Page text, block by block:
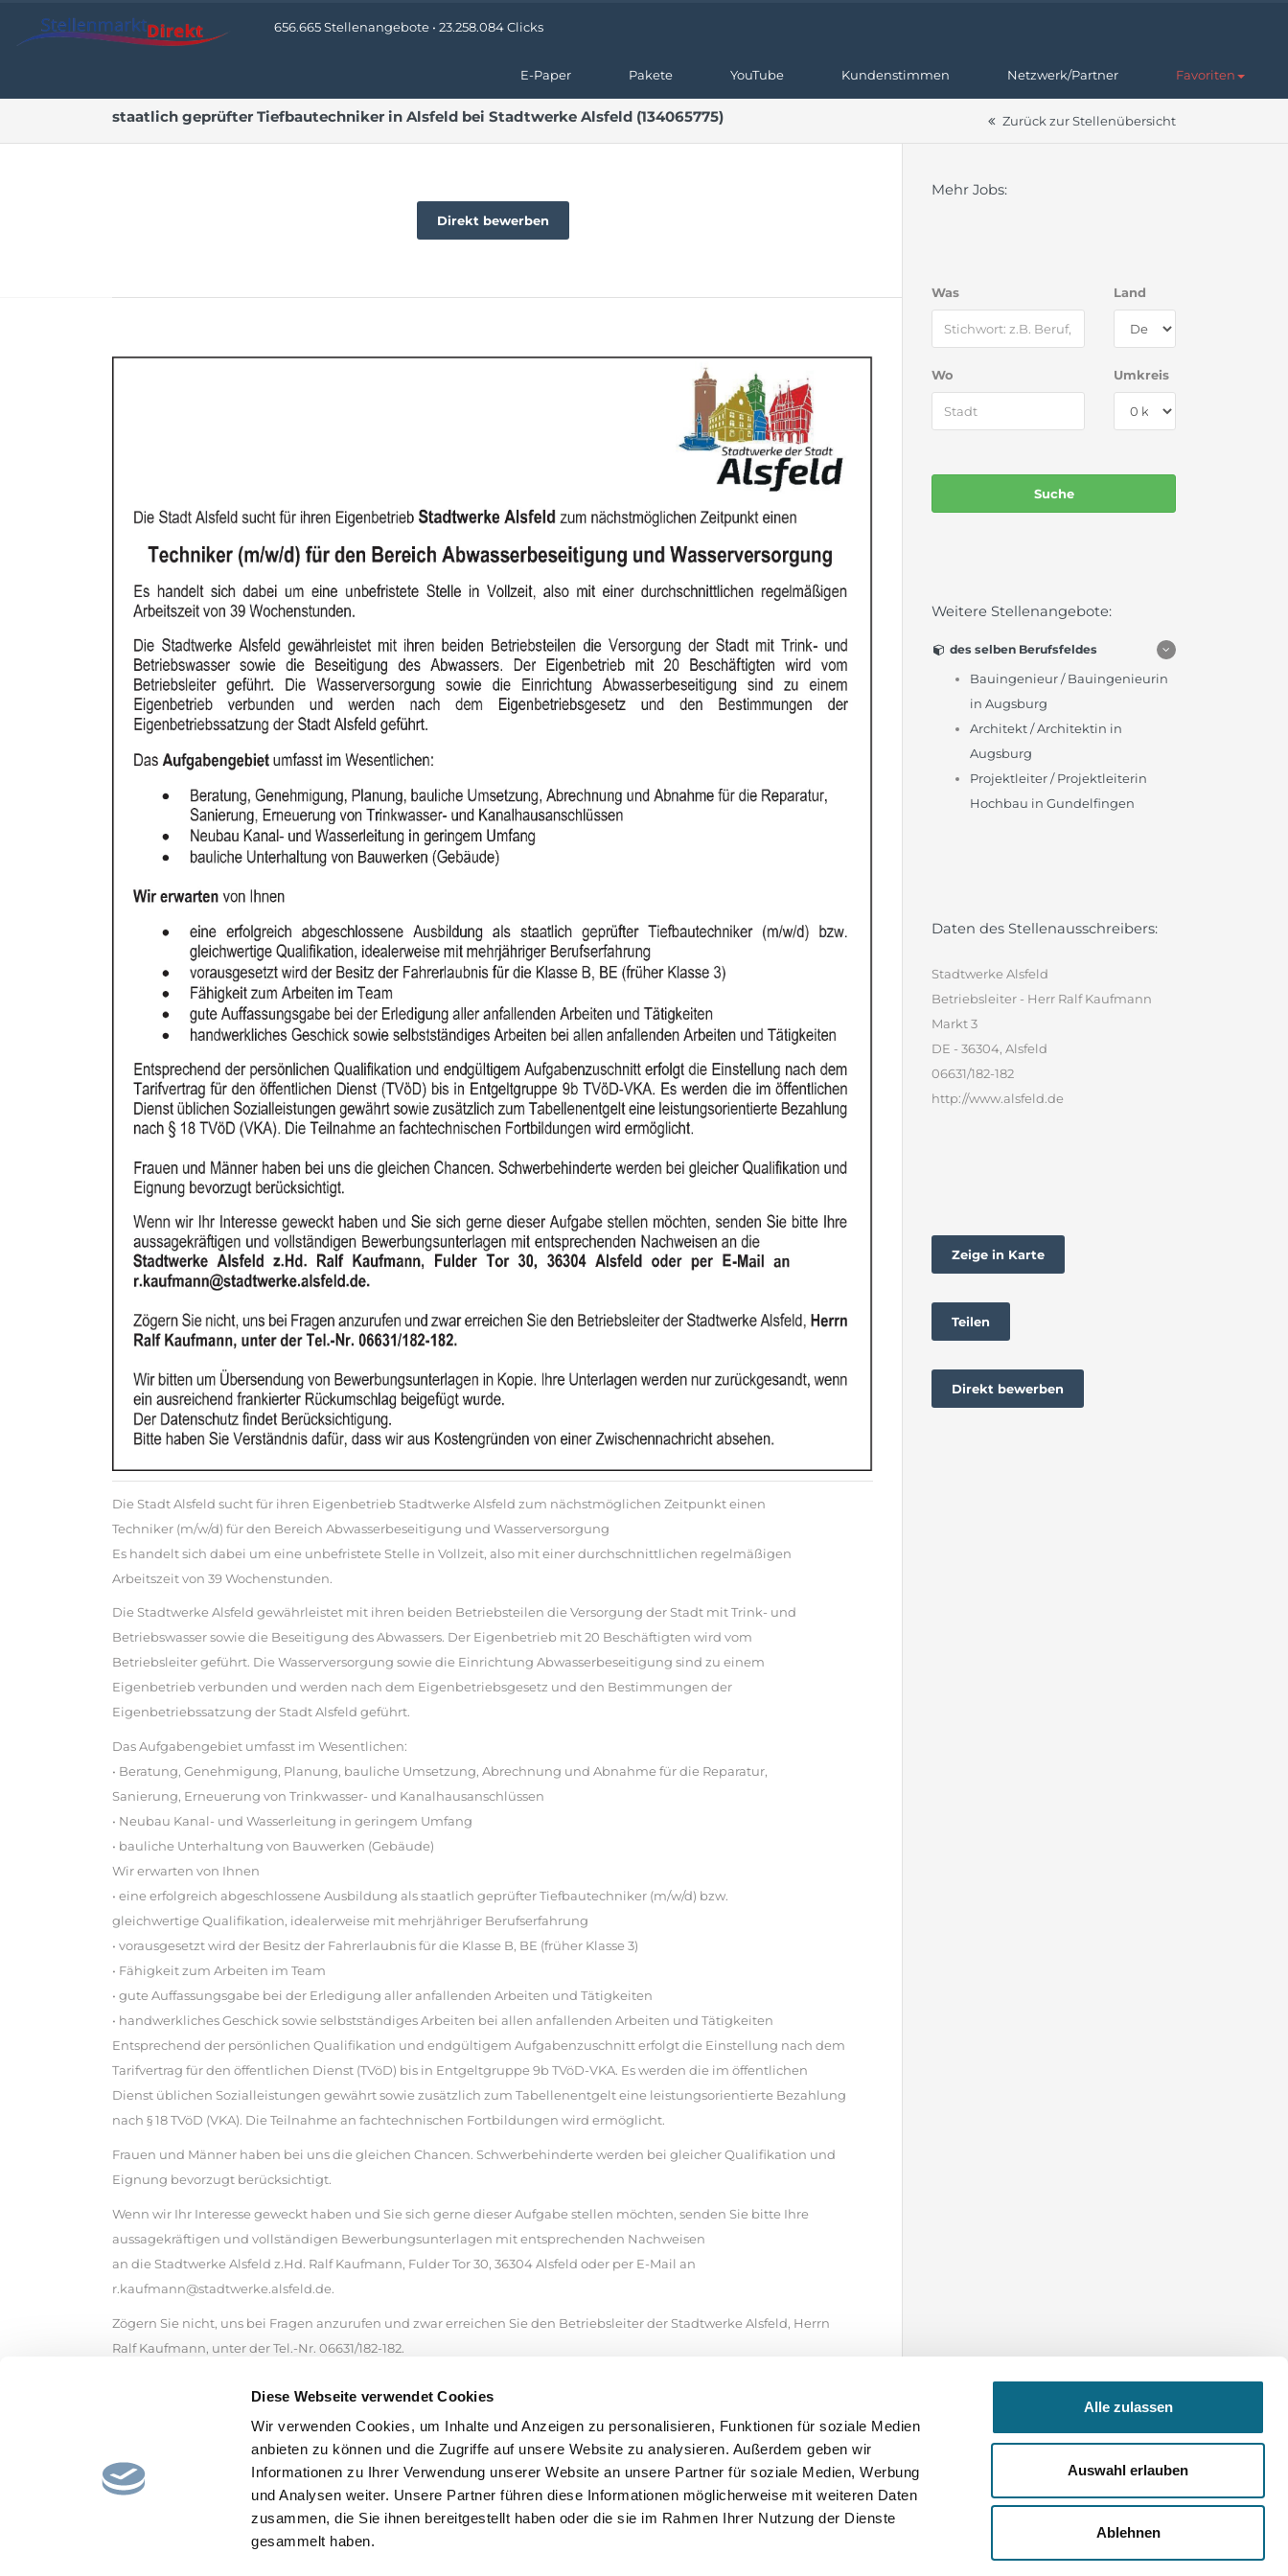
Diese Webseite verwendet Cookies
Wir verwenden Cookies, um Inhalte und Anzeigen zu personalisieren, Funktionen für soziale Medien
anbieten zu können und die Zugriffe auf unsere Website zu analysieren. Außerdem geben wir
Informationen zu Ihrer Verwendung unserer Website an unsere Partner für soziale Medien, Werbung
und Analysen weiter. Unsere Partner führen diese Informationen möglicherweise mit weiteren Daten
zusammen, die Sie ihnen bereitgestellt haben oder die sie im Rahmen Ihrer Nutzung der Dienste
gesammelt haben.
Alle zulassen
Auswahl erlauben
Ablehnen
656.665 Stellenangebote • 23.258.084 Clicks
E-Paper Pakete YouTube Kundenstimmen Netzwerk/Partner Favoriten
staatlich geprüfter Tiefbautechniker in Alsfeld bei Stadtwerke Alsfeld (134065775) Zurück zur Stellenübersicht
Direkt bewerben
Die Stadt Alsfeld sucht für ihren Eigenbetrieb Stadtwerke Alsfeld zum nächstmöglichen Zeitpunkt einen
Techniker (m/w/d) für den Bereich Abwasserbeseitigung und Wasserversorgung
Es handelt sich dabei um eine unbefristete Stelle in Vollzeit, also mit einer durchschnittlichen regelmäßigen
Arbeitszeit von 39 Wochenstunden.
Die Stadtwerke Alsfeld gewährleistet mit ihren beiden Betriebsteilen die Versorgung der Stadt mit Trink- und
Betriebswasser sowie die Beseitigung des Abwassers. Der Eigenbetrieb mit 20 Beschäftigten wird vom
Betriebsleiter geführt. Die Wasserversorgung sowie die Einrichtung Abwasserbeseitigung sind zu einem
Eigenbetrieb verbunden und werden nach dem Eigenbetriebsgesetz und den Bestimmungen der
Eigenbetriebssatzung der Stadt Alsfeld geführt.
Das Aufgabengebiet umfasst im Wesentlichen:
• Beratung, Genehmigung, Planung, bauliche Umsetzung, Abrechnung und Abnahme für die Reparatur,
Sanierung, Erneuerung von Trinkwasser- und Kanalhausanschlüssen
• Neubau Kanal- und Wasserleitung in geringem Umfang
• bauliche Unterhaltung von Bauwerken (Gebäude)
Wir erwarten von Ihnen
• eine erfolgreich abgeschlossene Ausbildung als staatlich geprüfter Tiefbautechniker (m/w/d) bzw.
gleichwertige Qualifikation, idealerweise mit mehrjähriger Berufserfahrung
• vorausgesetzt wird der Besitz der Fahrerlaubnis für die Klasse B, BE (früher Klasse 3)
• Fähigkeit zum Arbeiten im Team
• gute Auffassungsgabe bei der Erledigung aller anfallenden Arbeiten und Tätigkeiten
• handwerkliches Geschick sowie selbstständiges Arbeiten bei allen anfallenden Arbeiten und Tätigkeiten
Entsprechend der persönlichen Qualifikation und endgültigem Aufgabenzuschnitt erfolgt die Einstellung nach dem
Tarifvertrag für den öffentlichen Dienst (TVöD) bis in Entgeltgruppe 9b TVöD-VKA. Es werden die im öffentlichen
Dienst üblichen Sozialleistungen gewährt sowie zusätzlich zum Tabellenentgelt eine leistungsorientierte Bezahlung
nach § 18 TVöD (VKA). Die Teilnahme an fachtechnischen Fortbildungen wird ermöglicht.
Frauen und Männer haben bei uns die gleichen Chancen. Schwerbehinderte werden bei gleicher Qualifikation und
Eignung bevorzugt berücksichtigt.
Wenn wir Ihr Interesse geweckt haben und Sie sich gerne dieser Aufgabe stellen möchten, senden Sie bitte Ihre
aussagekräftigen und vollständigen Bewerbungsunterlagen mit entsprechenden Nachweisen
an die Stadtwerke Alsfeld z.Hd. Ralf Kaufmann, Fulder Tor 30, 36304 Alsfeld oder per E-Mail an
r.kaufmann@stadtwerke.alsfeld.de.
Zögern Sie nicht, uns bei Fragen anzurufen und zwar erreichen Sie den Betriebsleiter der Stadtwerke Alsfeld, Herrn
Ralf Kaufmann, unter der Tel.-Nr. 06631/182-182.
ein ausreichend frankierter Rückumschlag beigefügt wurde.
Der Datenschutz findet Berücksichtigung.
Bitte haben Sie Verständnis dafür, dass wir aus Kostengründen von einer Zwischennachricht absehen.
Mehr Jobs:
Was Land
Wo Umkreis
Weitere Stellenangebote:
des selben Berufsfeldes
Bauingenieur / Bauingenieurin
in Augsburg
Architekt / Architektin in
Augsburg
Projektleiter / Projektleiterin
Hochbau in Gundelfingen
Daten des Stellenausschreibers:
Stadtwerke Alsfeld
Betriebsleiter - Herr Ralf Kaufmann
Markt 3
DE - 36304, Alsfeld
06631/182-182
http://www.alsfeld.de
Zeige in Karte
Teilen
Direkt bewerben